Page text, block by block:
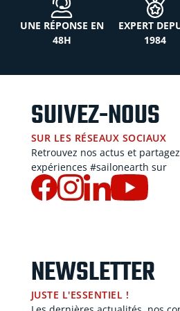
UNE RÉPONSE EN
48H
EXPERT
1984
SUIVEZ-NOUS
SUR LES RÉSEAUX SOCIAUX
Retrouvez nos actus et
expériences #sailonearth sur
NEWSLETTER
JUSTE L'ESSENTIEL !